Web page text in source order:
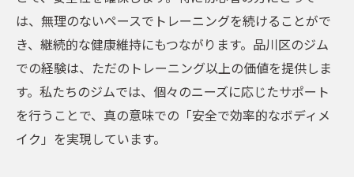
は、無理のないペースでトレーニングを続けることがで
き、継続的な健康維持にもつながります。品川区のジム
での経験は、ただのトレーニング以上の価値を提供しま
す。私たちのジムでは、個々のニーズに応じたサポート
を行うことで、真の意味での「安全で効率的なボディメ
イク」を実現しています。